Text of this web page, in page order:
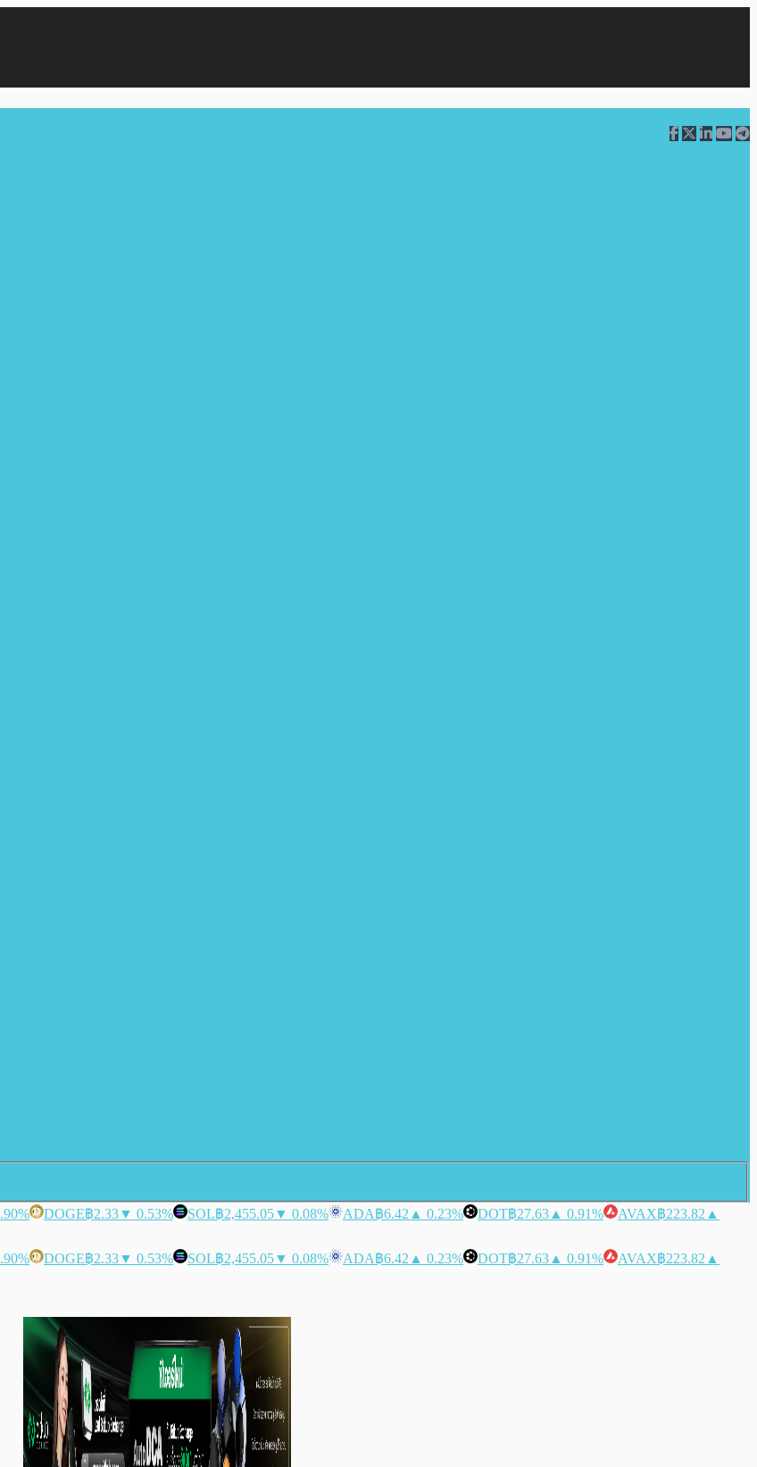
DOGE฿2.33▼ 0.53% SOL฿2,455.05▼ 0.08% ADA฿6.42 ▲ 0.23% DOT฿27.63 ▲ 0.91% AVAX฿223.82 ▲
DOGE฿2.33▼ 0.53% SOL฿2,455.05▼ 0.08% ADA฿6.42 ▲ 0.23% DOT฿27.63 ▲ 0.91% AVAX฿223.82 ▲